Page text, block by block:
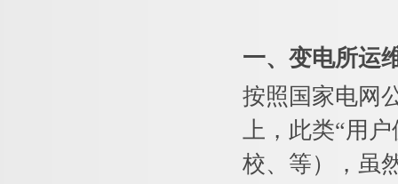
一、变电所运
按照国家电网
上，此类“用
校、等），虽